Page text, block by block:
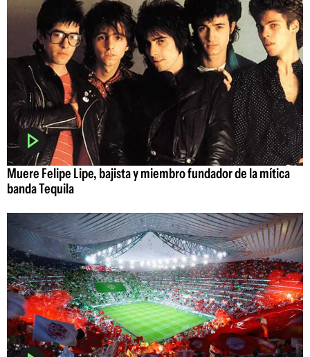
Muere Felipe Lipe, bajista y miembro fundador de la mítica
banda Tequila